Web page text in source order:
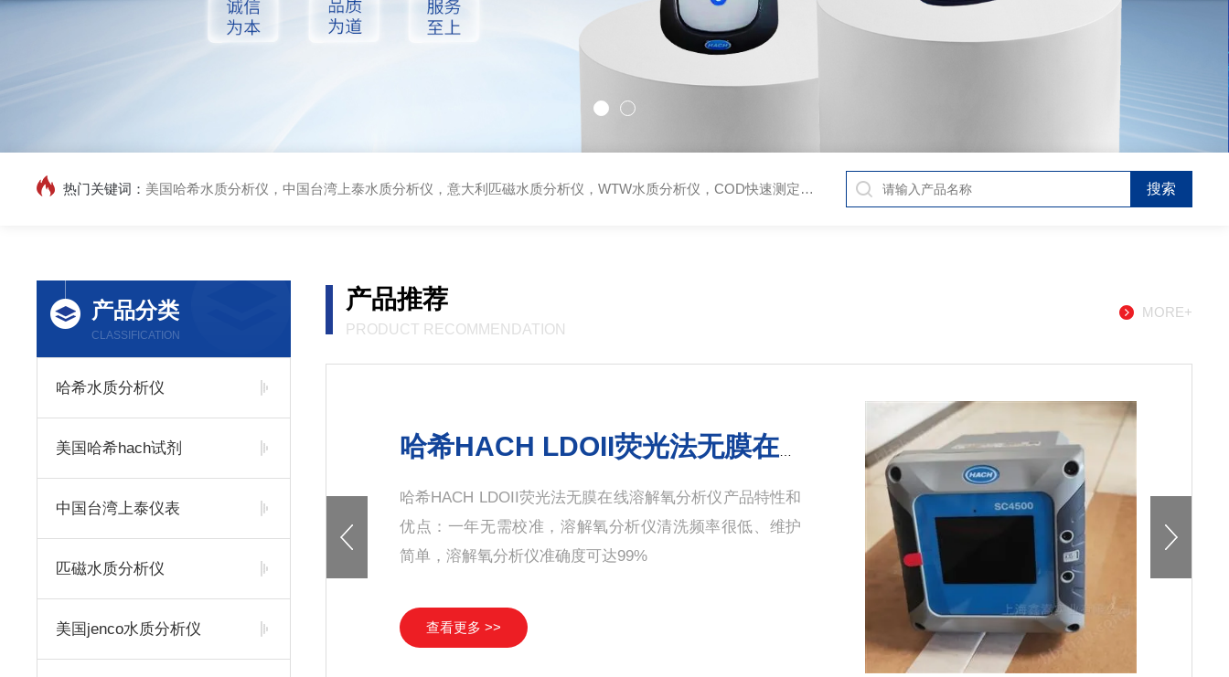
热门关键词： 美国哈希水质分析仪，中国台湾上泰水质分析仪，意大利匹磁水质分析仪，WTW水质分析仪，COD快速测定仪,维萨拉温湿度变送器，维萨拉温湿度露点仪，FLowline超声液位计，IFC流量开关，BW气体检测仪，哈希PH计，哈希浊度仪，哈希溶氧仪，哈希试剂,哈希代理商，
产品分类
CLASSIFICATION
哈希水质分析仪
美国哈希hach试剂
中国台湾上泰仪表
匹磁水质分析仪
美国jenco水质分析仪
产品推荐
PRODUCT RECOMMENDATION
MORE+
HACH哈希DR1900便携式分光光度计
HACH哈希DR1900便携式分光光度计作为家族系列产品中
体积小巧，功能*的真正便携式分光光度计让您无论何时何
地，轻松应对各种检测需求，让检测工作变得更快更准更
查看更多 >>